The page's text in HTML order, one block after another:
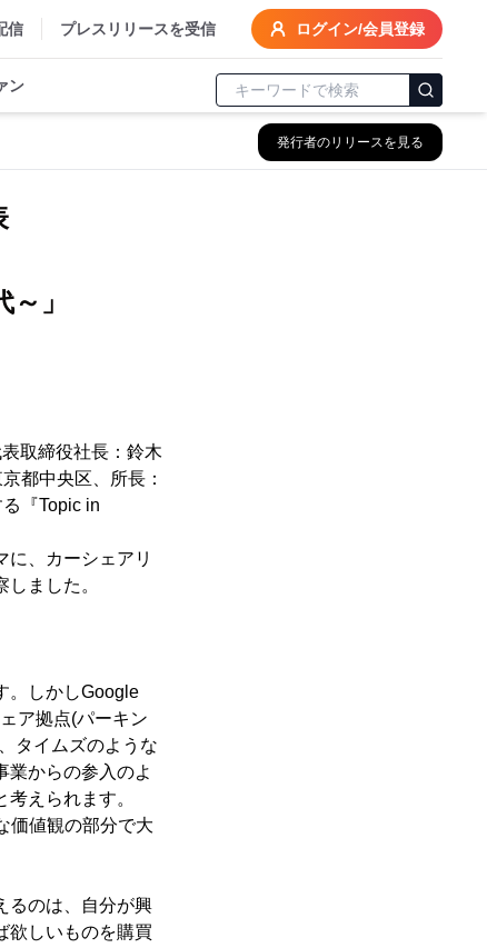
信 プレスリリースを受信 ログイン/会員登録
ン
発行者のリリースを見る
」
取締役社長：鈴木
都中央区、所長：
『Topic in
に、カーシェアリ
ました。
。しかしGoogle
ア拠点(パーキン
タイムズのような
業からの参入のよ
えられます。
価値観の部分で大
るのは、自分が興
欲しいものを購買